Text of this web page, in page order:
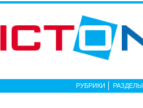
РУБРИКИ РАЗДЕЛЫ